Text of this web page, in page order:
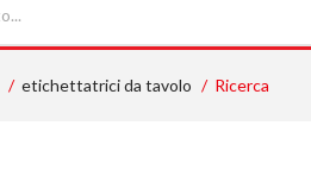
etichettatrici da tavolo Ricerca